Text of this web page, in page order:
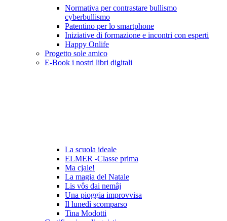
Normativa per contrastare bullismo
cyberbullismo
Patentino per lo smartphone
Iniziative di formazione e incontri con esperti
Happy Onlife
Progetto sole amico
E-Book i nostri libri digitali
La scuola ideale
ELMER -Classe prima
Ma cjale!
La magia del Natale
Lis vôs dai nemâj
Una pioggia improvvisa
Il lunedì scomparso
Tina Modotti